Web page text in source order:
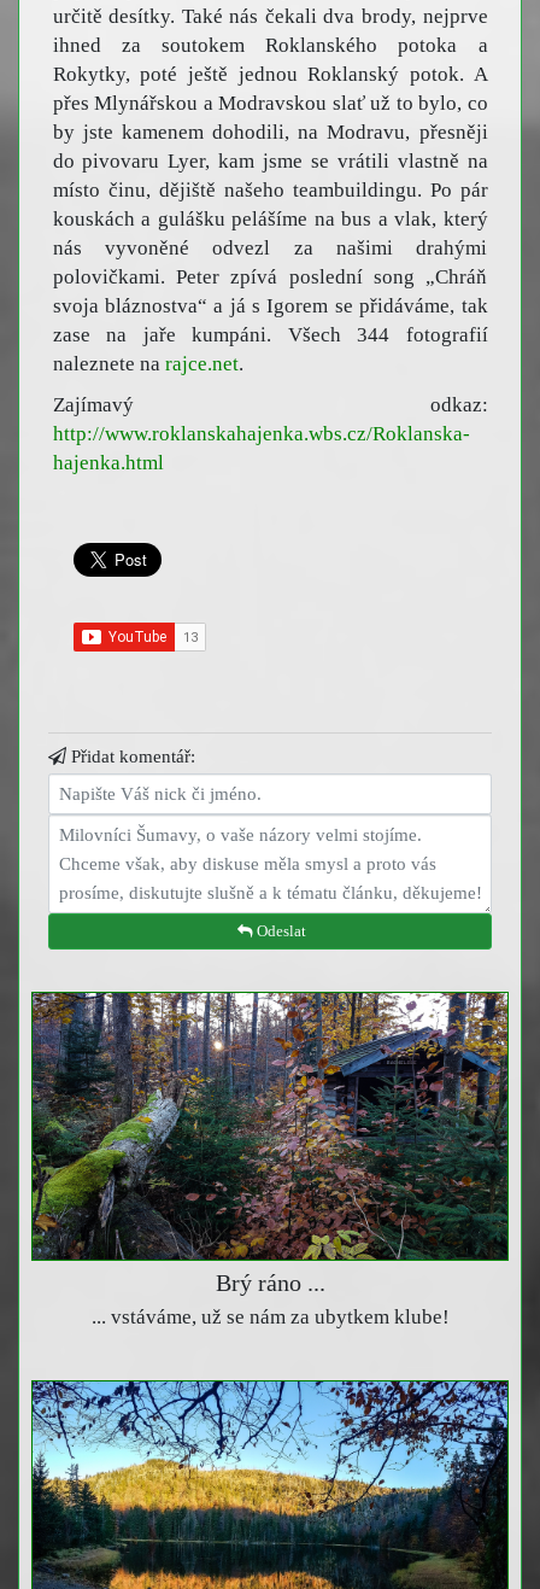
určitě desítky. Také nás čekali dva brody, nejprve
ihned za soutokem Roklanského potoka a
Rokytky, poté ještě jednou Roklanský potok. A
přes Mlynářskou a Modravskou slať už to bylo, co
by jste kamenem dohodili, na Modravu, přesněji
do pivovaru Lyer, kam jsme se vrátili vlastně na
místo činu, dějiště našeho teambuildingu. Po pár
kouskách a gulášku pelášíme na bus a vlak, který
nás vyvoněné odvezl za našimi drahými
polovičkami. Peter zpívá poslední song „Chráň
svoja bláznostva“ a já s Igorem se přidáváme, tak
zase na jaře kumpáni. Všech 344 fotografií
naleznete na rajce.net.
Zajímavý odkaz:
http://www.roklanskahajenka.wbs.cz/Roklanska-
hajenka.html
Přidat komentář:
Odeslat
Brý ráno ...
... vstáváme, už se nám za ubytkem klube!